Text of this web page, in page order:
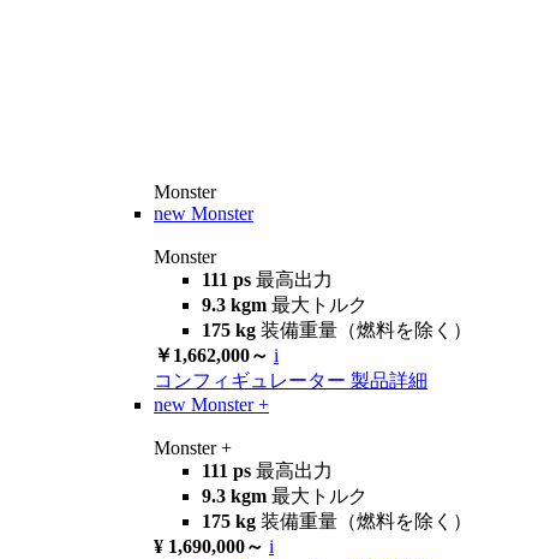
Monster
new Monster
Monster
111 ps 最高出力
9.3 kgm 最大トルク
175 kg 装備重量（燃料を除く）
￥1,662,000～ i
コンフィギュレーター 製品詳細
new Monster +
Monster +
111 ps 最高出力
9.3 kgm 最大トルク
175 kg 装備重量（燃料を除く）
¥ 1,690,000～ i